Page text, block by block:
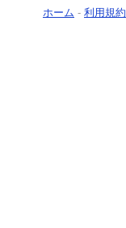
ホーム - 利用規約